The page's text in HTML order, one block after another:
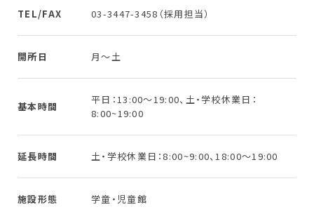
TEL/FAX 03-3447-3458（採用担当）
開所日 月〜土
基本時間
平日：13:00〜19:00、土・学校休業日：
8:00~19:00
延長時間 土・学校休業日：8:00~9:00、18:00〜19:00
施設形態 学童・児童館